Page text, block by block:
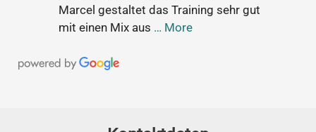
Marcel gestaltet das Training sehr gut
mit einen Mix aus … More